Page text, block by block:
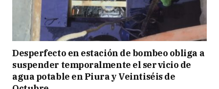
Desperfecto en estación de bombeo obliga a
suspender temporalmente el servicio de
agua potable en Piura y Veintiséis de